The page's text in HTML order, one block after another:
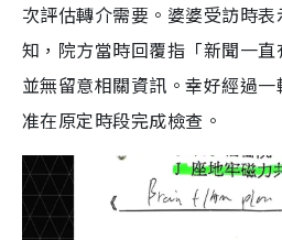
次評估轉介需要。婆婆受訪時
知，院方當時回覆指「新聞一
並無留意相關資訊。幸好經過
准在原定時段完成檢查。